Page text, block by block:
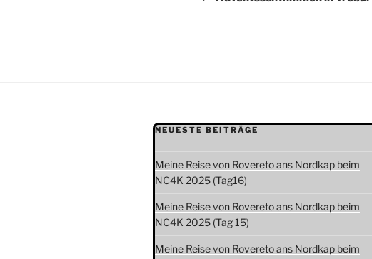
NEUESTE BEITRÄGE
Meine Reise von Rovereto ans Nordkap beim
NC4K 2025 (Tag16)
Meine Reise von Rovereto ans Nordkap beim
NC4K 2025 (Tag 15)
Meine Reise von Rovereto ans Nordkap beim